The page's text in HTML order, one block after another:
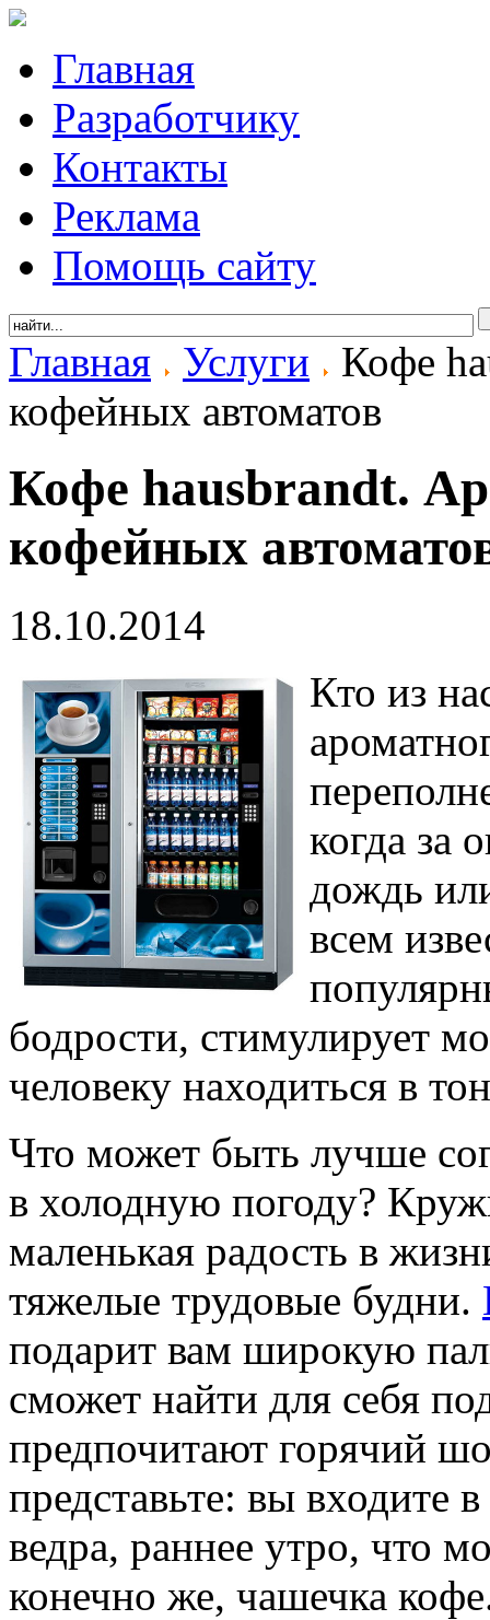
Главная
Разработчику
Контакты
Реклама
Помощь сайту
Главная Услуги
Кофе
кофейных автоматов
Кофе hausbrandt.
кофейных
18.10.2014
Кто из
когда за
дождь
всем
бодрости, стимулирует
человеку находиться в
Что может быть лучше
в холодную погоду?
маленькая радость в
тяжелые трудовые будни.
подарит вам широкую
сможет найти для себя
предпочитают горячий
представьте: вы входите
ведра, раннее утро, что
конечно же, чашечка